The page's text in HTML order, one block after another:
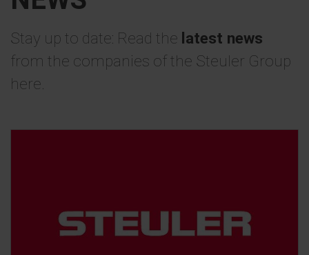
Stay up to date: Read the latest news
from the companies of the Steuler Group
here.